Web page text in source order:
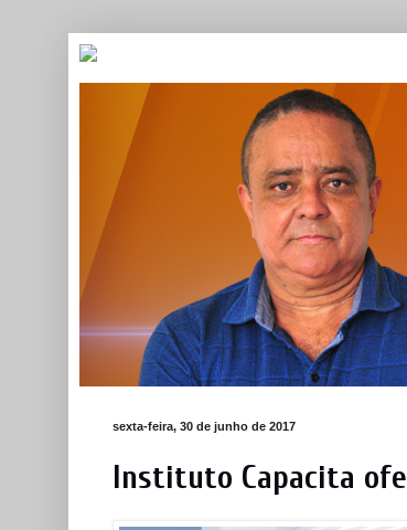
sexta-feira, 30 de junho de 2017
Instituto Capacita